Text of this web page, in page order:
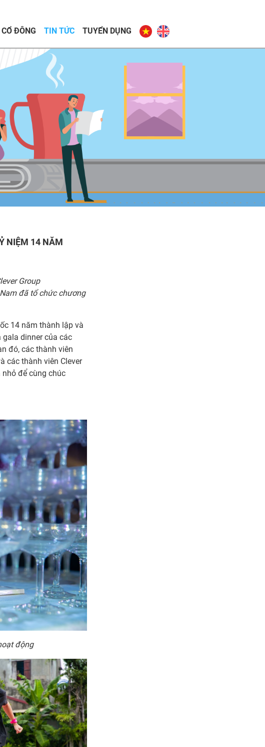
CỔ ĐÔNG TIN TỨC TUYỂN DỤNG
NIỆM 14 NĂM
Group
đã tổ chức chương
14 năm thành lập và
dinner của các
đó, các thành viên
các thành viên Clever
để cùng chúc
động